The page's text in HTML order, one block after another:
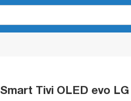
Smart Tivi OLED evo